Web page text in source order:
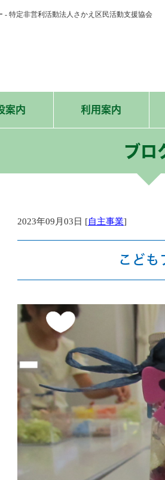
- 特定非営利活動法人さかえ区民活動支援協会
案内 利用案内
ブロ
2023年09月03日 [自主事業]
こども